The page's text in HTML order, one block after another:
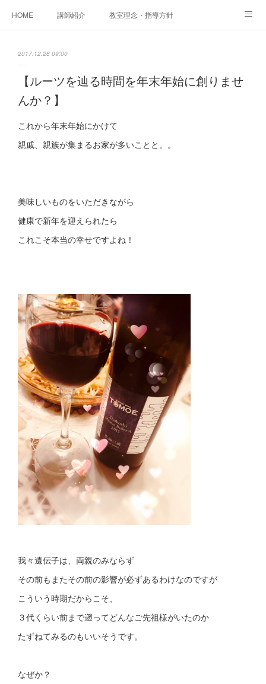
HOME 講師紹介 教室理念・指導方針
ご相談・体験レッスンお申し込み
2017.12.28 09:00
【ルーツを辿る時間を年末年始に創りませ
んか？】
これから年末年始にかけて
親戚、親族が集まるお家が多いことと。。
美味しいものをいただきながら
健康で新年を迎えられたら
これこそ本当の幸せですよね！
我々遺伝子は、両親のみならず
その前もまたその前の影響が必ずあるわけなのですが
こういう時期だからこそ、
３代くらい前まで遡ってどんなご先祖様がいたのか
たずねてみるのもいいそうです。
なぜか？